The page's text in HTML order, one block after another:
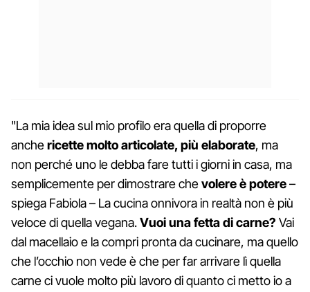
"La mia idea sul mio profilo era quella di proporre
anchericette molto articolate, più elaborate, ma
non perché uno le debba fare tutti i giorni in casa, ma
semplicemente per dimostrare chevolere è potere–
spiega Fabiola – La cucina onnivora in realtà non è più
veloce di quella vegana.Vuoi una fetta di carne? Vai
dal macellaio e la compri pronta da cucinare, ma quello
che l’occhio non vede è che per far arrivare lì quella
carne ci vuole molto più lavoro di quanto ci metto io a